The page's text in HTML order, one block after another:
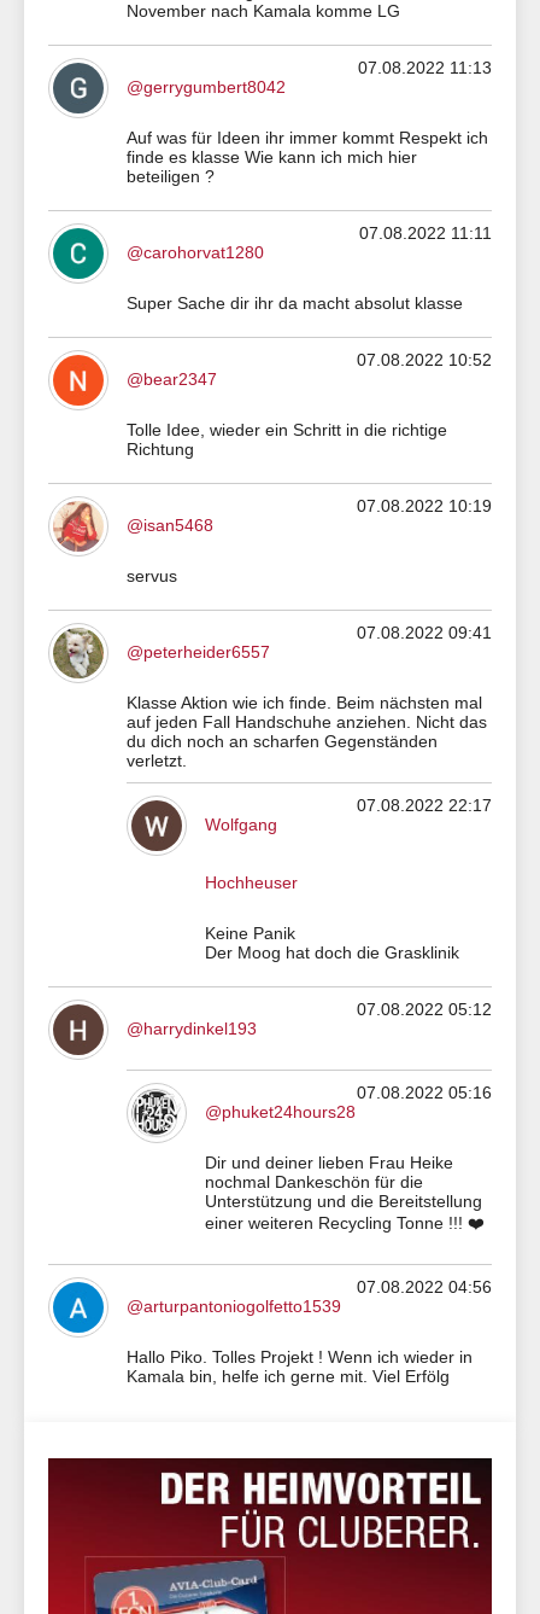
November nach Kamala komme LG
07.08.2022 11:13
@gerrygumbert8042
Auf was für Ideen ihr immer kommt Respekt ich
finde es klasse Wie kann ich mich hier
beteiligen ?
07.08.2022 11:11
@carohorvat1280
Super Sache dir ihr da macht absolut klasse
07.08.2022 10:52
@bear2347
Tolle Idee, wieder ein Schritt in die richtige
Richtung
07.08.2022 10:19
@isan5468
servus
07.08.2022 09:41
@peterheider6557
Klasse Aktion wie ich finde. Beim nächsten mal
auf jeden Fall Handschuhe anziehen. Nicht das
du dich noch an scharfen Gegenständen
verletzt.
07.08.2022 22:17
Wolfgang
Hochheuser
Keine Panik
Der Moog hat doch die Grasklinik
07.08.2022 05:12
@harrydinkel193
07.08.2022 05:16
@phuket24hours28
Dir und deiner lieben Frau Heike
nochmal Dankeschön für die
Unterstützung und die Bereitstellung
einer weiteren Recycling Tonne !!! ❤️
07.08.2022 04:56
@arturpantoniogolfetto1539
Hallo Piko. Tolles Projekt ! Wenn ich wieder in
Kamala bin, helfe ich gerne mit. Viel Erfölg